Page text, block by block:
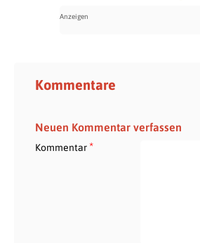
Kommentare
Neuen Kommentar verfassen
Kommentar*